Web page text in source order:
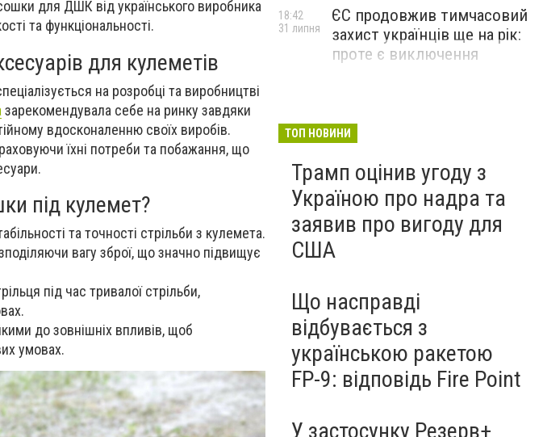
для ДШК від українського виробника
та функціональності.
для кулеметів
на розробці та виробництві
зарекомендувала себе на ринку завдяки
вдосконаленню своїх виробів.
їхні потреби та побажання, що
під кулемет?
та точності стрільби з кулемета.
вагу зброї, що значно підвищує
під час тривалої стрільби,
до зовнішніх впливів, щоб
умовах.
ЄС продовжив тимчасовий
захист українців ще на рік:
проте є виключення
18:42
31 липня
ТОП НОВИНИ
Трамп оцінив угоду з
Україною про надра та
заявив про вигоду для
США
Що насправді
відбувається з
українською ракетою
FP-9: відповідь Fire Point
У застосунку Резерв+